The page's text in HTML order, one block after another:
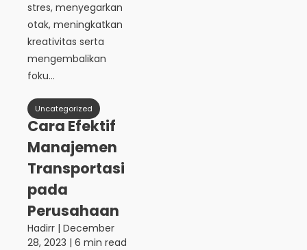
stres, menyegarkan
otak, meningkatkan
kreativitas serta
mengembalikan
foku...
Uncategorized
Cara Efektif
Manajemen
Transportasi
pada
Perusahaan
Hadirr | December
28, 2023 | 6 min read